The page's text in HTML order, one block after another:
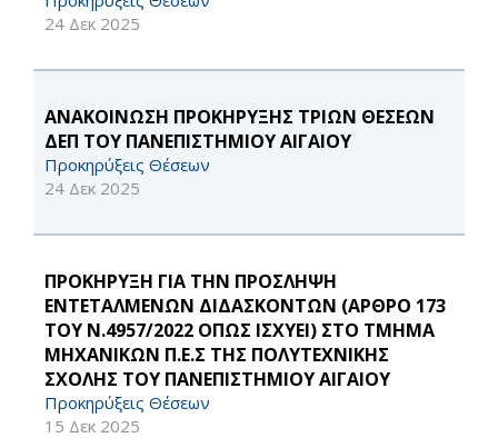
24 Δεκ 2025
ΑΝΑΚΟΙΝΩΣΗ ΠΡΟΚΗΡΥΞΗΣ ΤΡΙΩΝ ΘΕΣΕΩΝ
ΔΕΠ ΤΟΥ ΠΑΝΕΠΙΣΤΗΜΙΟΥ ΑΙΓΑΙΟΥ
Προκηρύξεις Θέσεων
24 Δεκ 2025
ΠΡΟΚΗΡΥΞΗ ΓΙΑ ΤΗΝ ΠΡΟΣΛΗΨΗ
ΕΝΤΕΤΑΛΜΕΝΩΝ ΔΙΔΑΣΚΟΝΤΩΝ (ΑΡΘΡΟ 173
ΤΟΥ Ν.4957/2022 ΟΠΩΣ ΙΣΧΥΕΙ) ΣΤΟ ΤΜΗΜΑ
ΜΗΧΑΝΙΚΩΝ Π.Ε.Σ ΤΗΣ ΠΟΛΥΤΕΧΝΙΚΗΣ
ΣΧΟΛΗΣ ΤΟΥ ΠΑΝΕΠΙΣΤΗΜΙΟΥ ΑΙΓΑΙΟΥ
Προκηρύξεις Θέσεων
15 Δεκ 2025